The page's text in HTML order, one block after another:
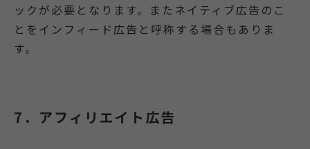
ックが必要となります。またネイティブ広告のこ
とをインフィード広告と呼称する場合もありま
す。
7．アフィリエイト広告